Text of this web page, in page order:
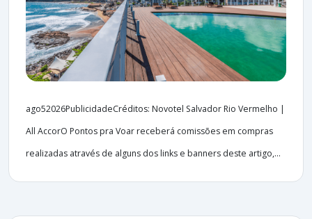
ago52026PublicidadeCréditos: Novotel Salvador Rio Vermelho |
All AccorO Pontos pra Voar receberá comissões em compras
realizadas através de alguns dos links e banners deste artigo,...